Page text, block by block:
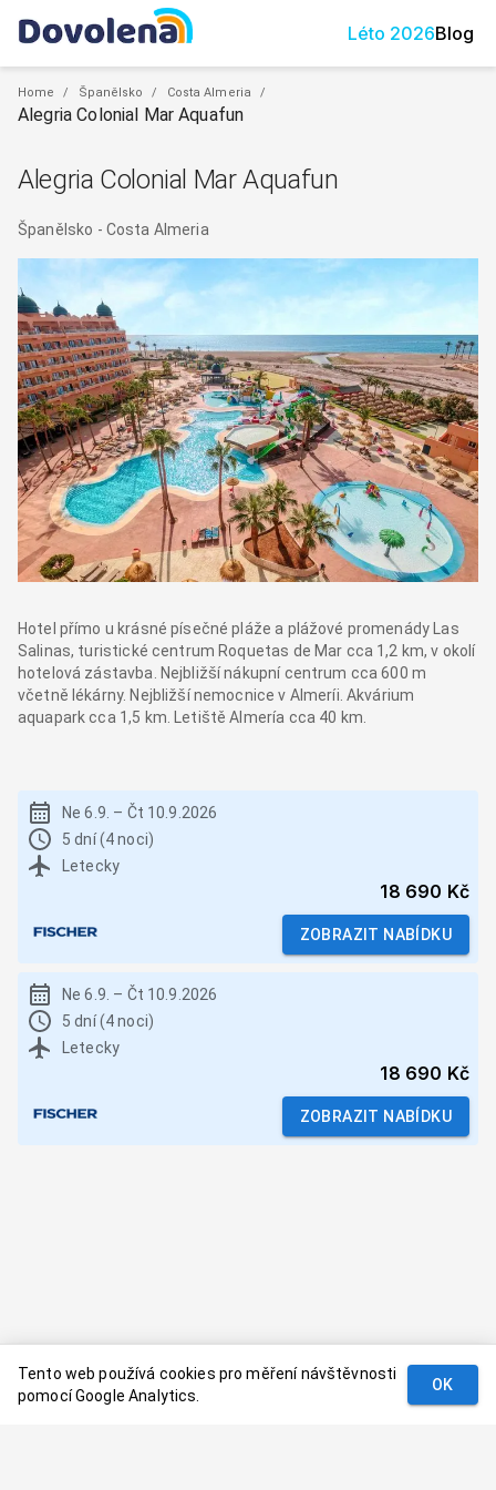
Léto 2026Blog
Home / Španělsko / Costa Almeria /
Alegria Colonial Mar Aquafun
Alegria Colonial Mar Aquafun
Španělsko - Costa Almeria
Hotel přímo u krásné písečné pláže a plážové promenády Las
Salinas, turistické centrum Roquetas de Mar cca 1,2 km, v okolí
hotelová zástavba. Nejbližší nákupní centrum cca 600 m
včetně lékárny. Nejbližší nemocnice v Almeríi. Akvárium
aquapark cca 1,5 km. Letiště Almería cca 40 km.
Ne 6.9. – Čt 10.9.2026
5 dní (4 noci)
Letecky
18 690 Kč
ZOBRAZIT NABÍDKU
Ne 6.9. – Čt 10.9.2026
5 dní (4 noci)
Letecky
18 690 Kč
ZOBRAZIT NABÍDKU
Tento web používá cookies pro měření návštěvnosti
pomocí Google Analytics.
OK